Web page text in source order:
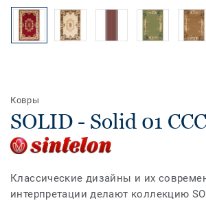
Ковры
SOLID - Solid 01 CCC
Классические дизайны и их
интерпретации делают коллекцию